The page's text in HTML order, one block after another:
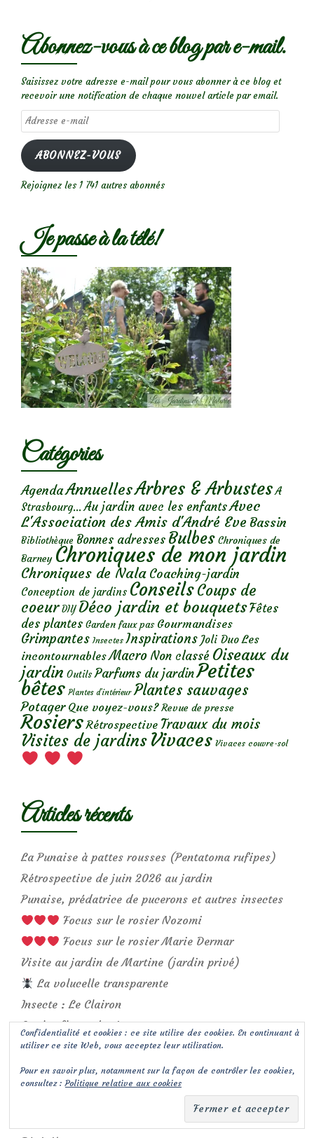
Abonnez-vous à ce blog par e-mail.
Saisissez votre adresse e-mail pour vous abonner à ce blog et
recevoir une notification de chaque nouvel article par email.
Adresse
e-
mail
ABONNEZ-VOUS
Rejoignez les 1 741 autres abonnés
Je passe à la télé!
Catégories
AgendaAnnuellesArbres & Arbustes A
Strasbourg... Au jardin avec les enfantsAvec
L'Association des Amis d'André Eve Bassin
Bibliothèque Bonnes adresses Bulbes Chroniques de
Barney Chroniques de mon jardin
Chroniques de Nala Coaching-jardin
Conception de jardins ConseilsCoups de
coeur DIY Déco jardin et bouquetsFêtes
des plantes Garden faux pas Gourmandises
Grimpantes Insectes Inspirations Joli Duo Les
incontournables Macro Non classé Oiseaux du
jardin Outils Parfums du jardinPetites
bêtes Plantes d’intérieur Plantes sauvages
Potager Que voyez-vous? Revue de presse
Rosiers Rétrospective Travaux du mois
Visites de jardins Vivaces Vivaces couvre-sol
Articles récents
La Punaise à pattes rousses (Pentatoma rufipes)
Rétrospective de juin 2026 au jardin
Punaise, prédatrice de pucerons et autres insectes
Focus sur le rosier Nozomi
Focus sur le rosier Marie Dermar
Visite au jardin de Martine (jardin privé)
La volucelle transparente
Insecte : Le Clairon
Sur les fleurs de circe…
Corise de la Jusquiame
Confidentialité et cookies : ce site utilise des cookies. En continuant à
utiliser ce site Web, vous acceptez leur utilisation.
Pour en savoir plus, notamment sur la façon de contrôler les cookies,
consultez :Politique relative aux cookies